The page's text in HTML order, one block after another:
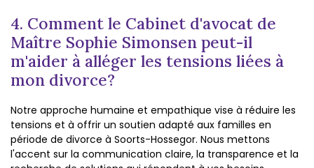
4. Comment le Cabinet d'avocat de
Maître Sophie Simonsen peut-il
m'aider à alléger les tensions liées à
mon divorce?
Notre approche humaine et empathique vise à réduire les
tensions et à offrir un soutien adapté aux familles en
période de divorce à Soorts-Hossegor. Nous mettons
l'accent sur la communication claire, la transparence et la